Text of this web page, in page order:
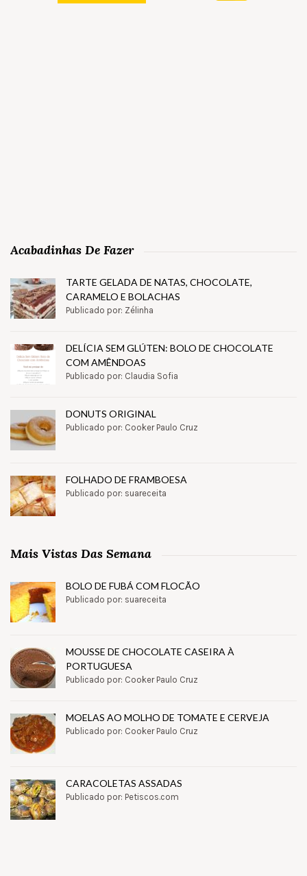
Acabadinhas De Fazer
TARTE GELADA DE NATAS, CHOCOLATE,
CARAMELO E BOLACHAS
Publicado por: Zélinha
DELÍCIA SEM GLÚTEN: BOLO DE CHOCOLATE
COM AMÊNDOAS
Publicado por: Claudia Sofia
DONUTS ORIGINAL
Publicado por: Cooker Paulo Cruz
FOLHADO DE FRAMBOESA
Publicado por: suareceita
Mais Vistas Das Semana
BOLO DE FUBÁ COM FLOCÃO
Publicado por: suareceita
MOUSSE DE CHOCOLATE CASEIRA À
PORTUGUESA
Publicado por: Cooker Paulo Cruz
MOELAS AO MOLHO DE TOMATE E CERVEJA
Publicado por: Cooker Paulo Cruz
CARACOLETAS ASSADAS
Publicado por: Petiscos.com